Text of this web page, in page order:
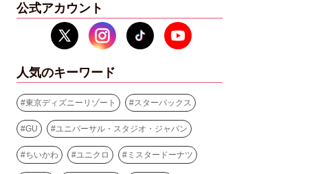
公式アカウント
人気のキーワード
#東京ディズニーリゾート #スターバックス
#GU #ユニバーサル・スタジオ・ジャパン
#ちいかわ #ユニクロ # ミスタードーナツ